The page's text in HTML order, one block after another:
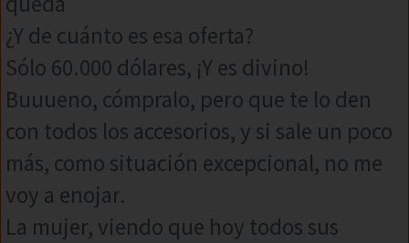
¿Y de cuánto es esa oferta?
Sólo 60.000 dólares, ¡Y es divino!
Buuueno, cómpralo, pero que te lo den
con todos los accesorios, y si sale un poco
más, como situación excepcional, no me
voy a enojar.
La mujer, viendo que hoy todos sus